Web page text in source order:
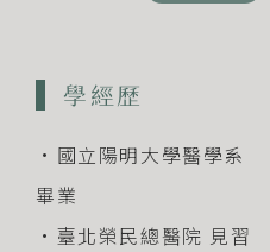
學經歷
•國立陽明大學醫學系
畢業
•臺北榮民總醫院 見習